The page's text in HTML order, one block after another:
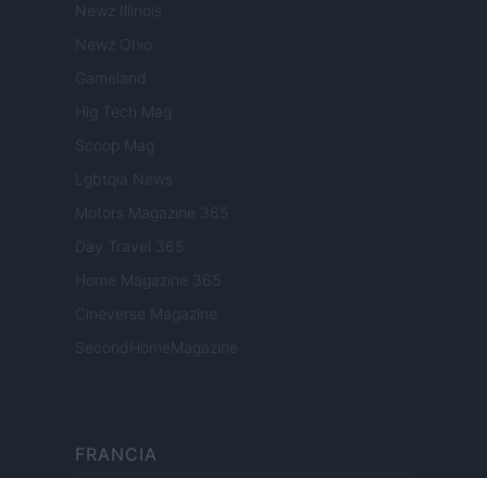
Newz Illinois
Newz Ohio
Gameland
Hig Tech Mag
Scoop Mag
Lgbtqia News
Motors Magazine 365
Day Travel 365
Home Magazine 365
Cineverse Magazine
SecondHomeMagazine
FRANCIA